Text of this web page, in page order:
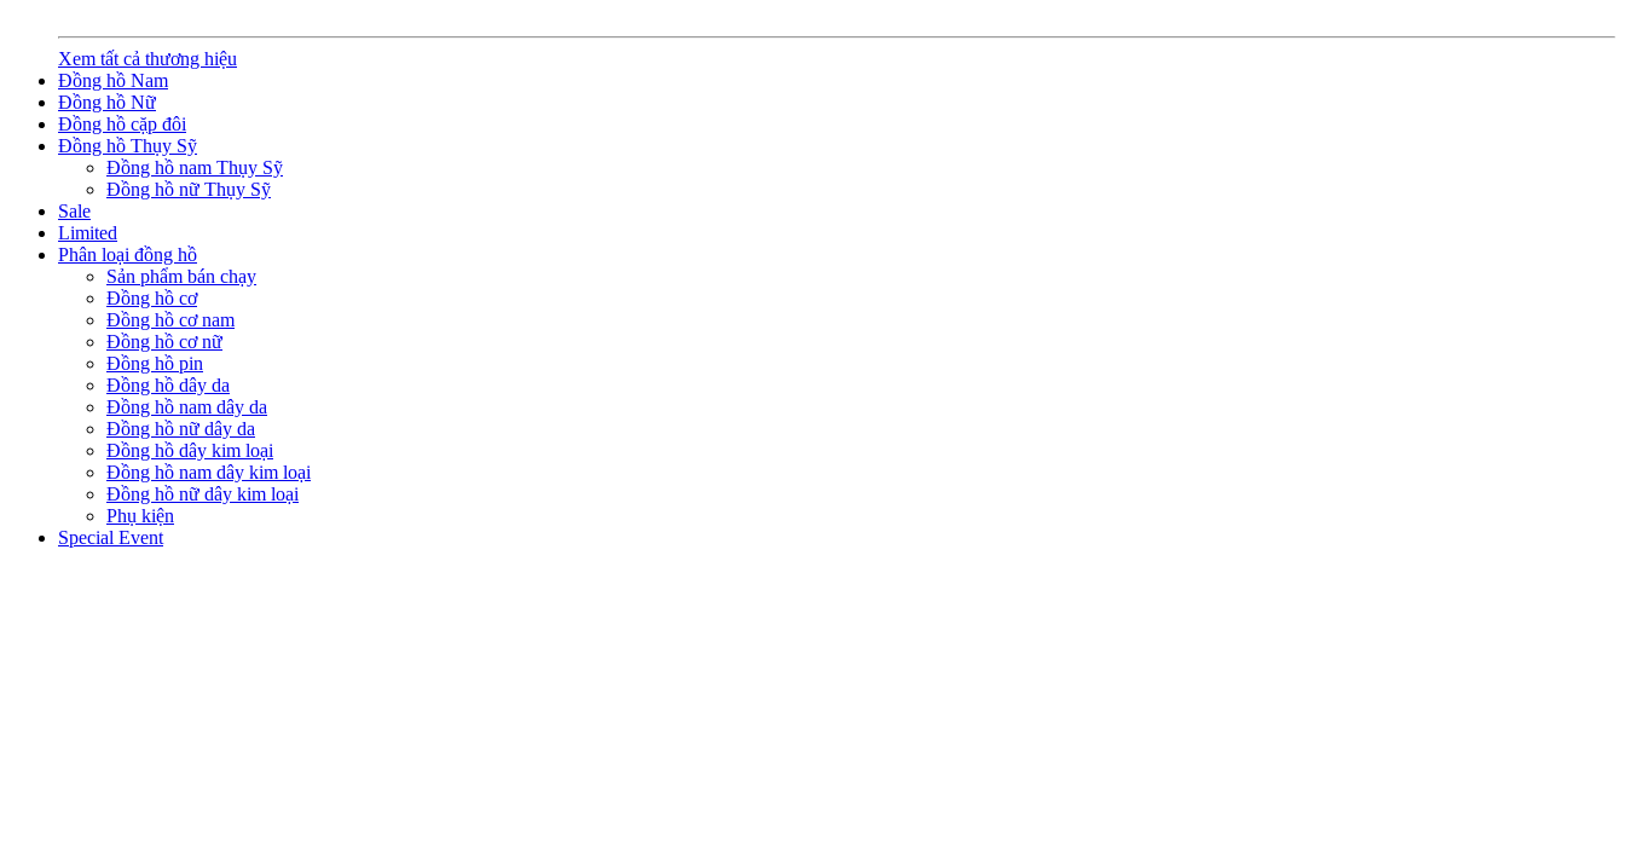
Xem tất cả thương hiệu
Đồng hồ Nam
Đồng hồ Nữ
Đồng hồ cặp đôi
Đồng hồ Thụy Sỹ
Đồng hồ nam Thụy Sỹ
Đồng hồ nữ Thụy Sỹ
Sale
Limited
Phân loại đồng hồ
Sản phẩm bán chạy
Đồng hồ cơ
Đồng hồ cơ nam
Đồng hồ cơ nữ
Đồng hồ pin
Đồng hồ dây da
Đồng hồ nam dây da
Đồng hồ nữ dây da
Đồng hồ dây kim loại
Đồng hồ nam dây kim loại
Đồng hồ nữ dây kim loại
Phụ kiện
Special Event